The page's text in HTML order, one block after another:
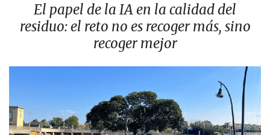
El papel de la IA en la calidad del
residuo: el reto no es recoger más, sino
recoger mejor